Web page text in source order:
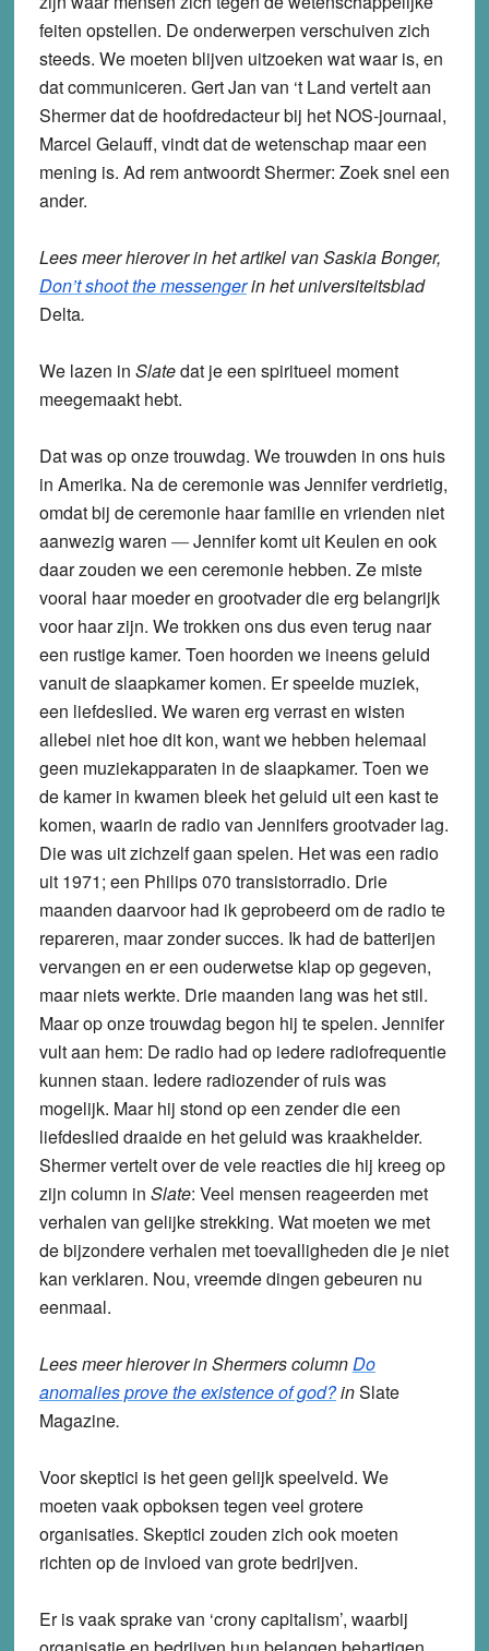
feiten opstellen. De onderwerpen verschuiven zich
steeds. We moeten blijven uitzoeken wat waar is, en
dat communiceren. Gert Jan van ‘t Land vertelt aan
Shermer dat de hoofdredacteur bij het NOS-journaal,
Marcel Gelauff, vindt dat de wetenschap maar een
mening is. Ad rem antwoordt Shermer: Zoek snel een
ander.
Lees meer hierover in het artikel van Saskia Bonger,
Don’t shoot the messengerin het universiteitsblad
Delta.
We lazen in Slatedat je een spiritueel moment
meegemaakt hebt.
Dat was op onze trouwdag. We trouwden in ons huis
in Amerika. Na de ceremonie was Jennifer verdrietig,
omdat bij de ceremonie haar familie en vrienden niet
aanwezig waren —Jennifer komt uit Keulen en ook
daar zouden we een ceremonie hebben. Ze miste
vooral haar moeder en grootvader die erg belangrijk
voor haar zijn. We trokken ons dus even terug naar
een rustige kamer. Toen hoorden we ineens geluid
vanuit de slaapkamer komen. Er speelde muziek,
een liefdeslied. We waren erg verrast en wisten
allebei niet hoe dit kon, want we hebben helemaal
geen muziekapparaten in de slaapkamer. Toen we
de kamer in kwamen bleek het geluid uit een kast te
komen, waarin de radio van Jennifers grootvader lag.
Die was uit zichzelf gaan spelen. Het was een radio
uit 1971; een Philips 070 transistorradio. Drie
maanden daarvoor had ik geprobeerd om de radio te
repareren, maar zonder succes. Ik had de batterijen
vervangen en er een ouderwetse klap op gegeven,
maar niets werkte. Drie maanden lang was het stil.
Maar op onze trouwdag begon hij te spelen. Jennifer
vult aan hem: De radio had op iedere radiofrequentie
kunnen staan. Iedere radiozender of ruis was
mogelijk. Maar hij stond op een zender die een
liefdeslied draaide en het geluid was kraakhelder.
Shermer vertelt over de vele reacties die hij kreeg op
zijn column in Slate: Veel mensen reageerden met
verhalen van gelijke strekking. Wat moeten we met
de bijzondere verhalen met toevalligheden die je niet
kan verklaren. Nou, vreemde dingen gebeuren nu
eenmaal.
Lees meer hierover in Shermers columnDo
anomalies prove the existence of god?inSlate
Magazine.
Voor skeptici is het geen gelijk speelveld. We
moeten vaak opboksen tegen veel grotere
organisaties. Skeptici zouden zich ook moeten
richten op de invloed van grote bedrijven.
Er is vaak sprake van ‘crony capitalism’, waarbij